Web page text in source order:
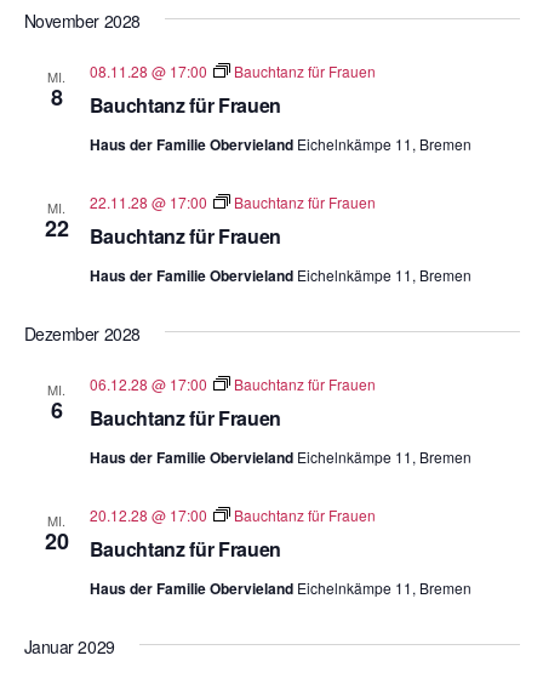
November 2028
MI.
8 Bauchtanz für Frauen
08.11.28 @ 17:00 Bauchtanz für Frauen
Haus der Familie Obervieland Eichelnkämpe 11, Bremen
MI.
22 Bauchtanz für Frauen
22.11.28 @ 17:00 Bauchtanz für Frauen
Haus der Familie Obervieland Eichelnkämpe 11, Bremen
Dezember 2028
MI.
6 Bauchtanz für Frauen
06.12.28 @ 17:00 Bauchtanz für Frauen
Haus der Familie Obervieland Eichelnkämpe 11, Bremen
MI.
20 Bauchtanz für Frauen
20.12.28 @ 17:00 Bauchtanz für Frauen
Haus der Familie Obervieland Eichelnkämpe 11, Bremen
Januar 2029